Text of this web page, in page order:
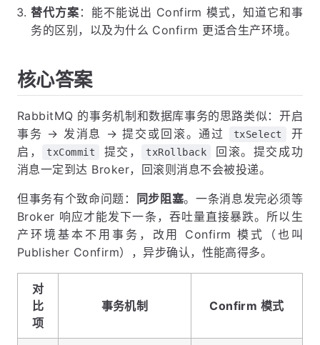
替代方案 ：能不能说出 Confirm 模式，知道它和事
务的区别，以及为什么 Confirm 更适合生产环境。
核心答案
RabbitMQ 的事务机制和数据库事务的思路类似：开启
事务 → 发消息 → 提交或回滚。通过
txSelect
开
启，
txCommit 提交， txRollback
回滚。提交成功
消息一定到达 Broker，回滚则消息不会被投递。
但事务有个致命问题： 同步阻塞。一条消息发完必须等
Broker 响应才能发下一条，吞吐量直接暴跌。所以生
产环境基本不用事务，改用 Confirm 模式（也叫
Publisher Confirm），异步确认，性能高得多。
对
比
项
事务机制 Confirm 模式